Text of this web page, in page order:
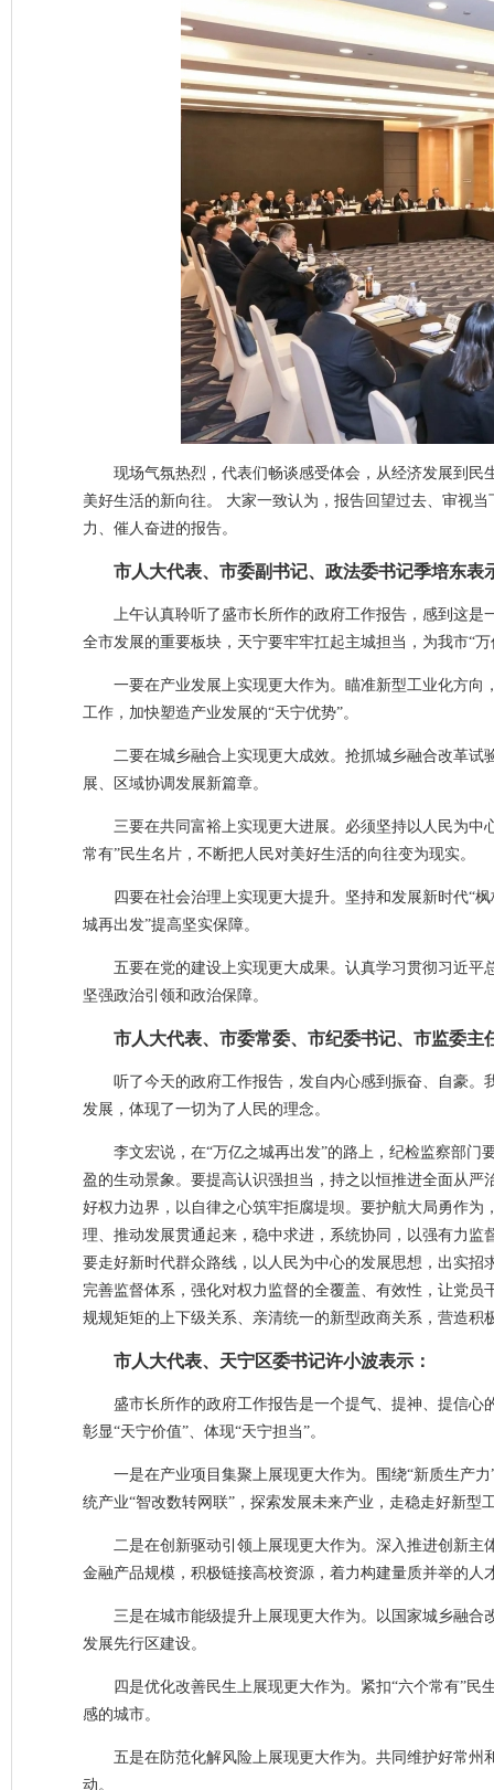
现场气氛热烈，代表们畅谈感受体会，从经济发展到民
美好生活的新向往。 大家一致认为，报告回望过去、审视
力、催人奋进的报告。
市人大代表、市委副书记、政法委书记季培东表
上午认真聆听了盛市长所作的政府工作报告，感到这
全市发展的重要板块，天宁要牢牢扛起主城担当，为我市“
一要在产业发展上实现更大作为。瞄准新型工业化方
工作，加快塑造产业发展的“天宁优势”。
二要在城乡融合上实现更大成效。抢抓城乡融合改革
展、区域协调发展新篇章。
三要在共同富裕上实现更大进展。必须坚持以人民为
常有”民生名片，不断把人民对美好生活的向往变为现实。
四要在社会治理上实现更大提升。坚持和发展新时代“
城再出发”提高坚实保障。
五要在党的建设上实现更大成果。认真学习贯彻习近
坚强政治引领和政治保障。
市人大代表、市委常委、市纪委书记、市监委主
听了今天的政府工作报告，发自内心感到振奋、自豪
发展，体现了一切为了人民的理念。
李文宏说，在“万亿之城再出发”的路上，纪检监察部
盈的生动景象。要提高认识强担当，持之以恒推进全面从
好权力边界，以自律之心筑牢拒腐堤坝。要护航大局勇作
理、推动发展贯通起来，稳中求进，系统协同，以强有力
要走好新时代群众路线，以人民为中心的发展思想，出实
完善监督体系，强化对权力监督的全覆盖、有效性，让党
规规矩矩的上下级关系、亲清统一的新型政商关系，营造
市人大代表、天宁区委书记许小波表示：
盛市长所作的政府工作报告是一个提气、提神、提信心
彰显“天宁价值”、体现“天宁担当”。
一是在产业项目集聚上展现更大作为。围绕“新质生产
统产业“智改数转网联”，探索发展未来产业，走稳走好新型
二是在创新驱动引领上展现更大作为。深入推进创新
金融产品规模，积极链接高校资源，着力构建量质并举的人
三是在城市能级提升上展现更大作为。以国家城乡融
发展先行区建设。
四是优化改善民生上展现更大作为。紧扣“六个常有”
感的城市。
五是在防范化解风险上展现更大作为。共同维护好常
动。